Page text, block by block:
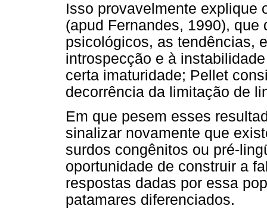
Isso provavelmente explique
(apud Fernandes, 1990),
psicológicos, as tendências,
introspecção e à
certa imaturidade; Pellet
decorrência da limitação de
Em que pesem esses
sinalizar novamente que
surdos congênitos ou pré-
oportunidade de construir a
respostas dadas por essa
patamares diferenciados.